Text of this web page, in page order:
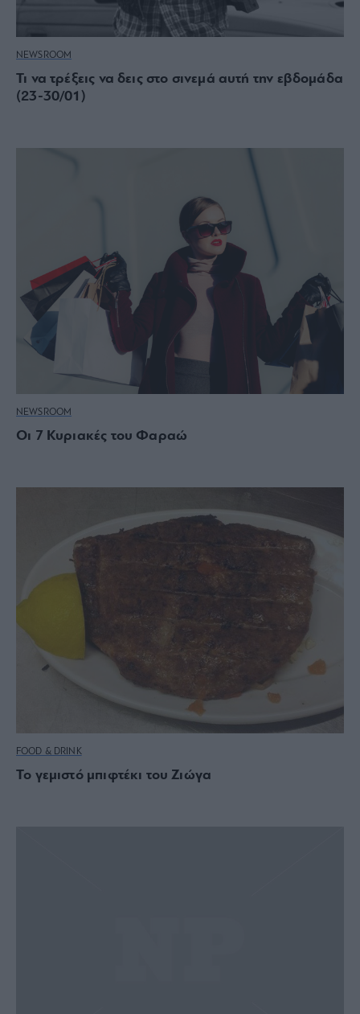
NEWSROOM
Τι να τρέξεις να δεις στο σινεμά αυτή την εβδομάδα
(23-30/01)
NEWSROOM
Οι 7 Κυριακές του Φαραώ
FOOD & DRINK
Το γεμιστό μπιφτέκι του Ζιώγα